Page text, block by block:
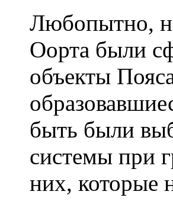
Любопытно,
Оорта были
объекты
быть были
системы при
них, которые